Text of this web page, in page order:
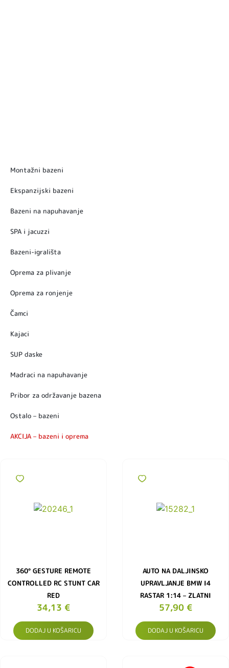
Montažni bazeni
Ekspanzijski bazeni
Bazeni na napuhavanje
SPA i jacuzzi
Bazeni-igrališta
Oprema za plivanje
Oprema za ronjenje
Čamci
Kajaci
SUP daske
Madraci na napuhavanje
Pribor za održavanje bazena
Ostalo – bazeni
AKCIJA – bazeni i oprema
360° GESTURE REMOTE
CONTROLLED RC STUNT CAR
RED
34,13 €
DODAJ U KOŠARICU
AUTO NA DALJINSKO
UPRAVLJANJE BMW I4
RASTAR 1:14 – ZLATNI
57,90 €
DODAJ U KOŠARICU